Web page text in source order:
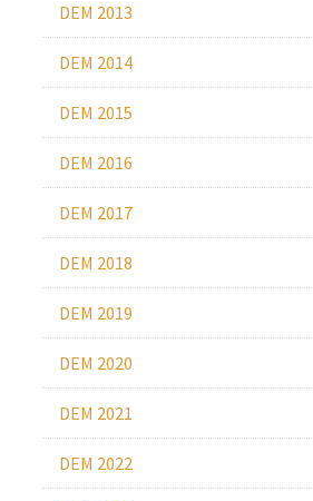
DEM 2013
DEM 2014
DEM 2015
DEM 2016
DEM 2017
DEM 2018
DEM 2019
DEM 2020
DEM 2021
DEM 2022